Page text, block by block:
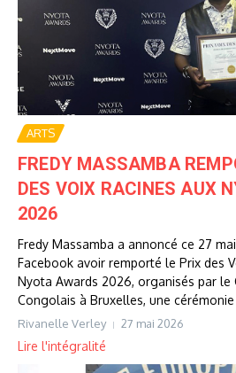
ARTS
FREDY MASSAMBA
DES VOIX RACINES AUX
2026
Fredy Massamba a annoncé ce 27
Facebook avoir remporté le Prix des
Nyota Awards 2026, organisés par le
Congolais à Bruxelles, une cérémonie
Rivanelle Verley 27 mai 2026
Lire l'intégralité